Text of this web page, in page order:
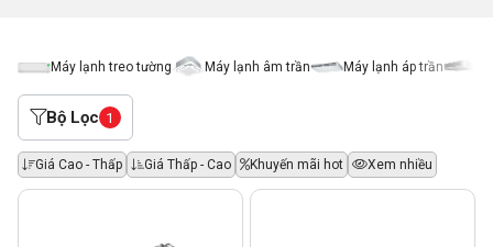
Máy lạnh treo tường Máy lạnh âm trần Máy lạnh áp trần
Bộ Lọc 1
Giá Cao - Thấp Giá Thấp - Cao Khuyến mãi hot Xem nhiều